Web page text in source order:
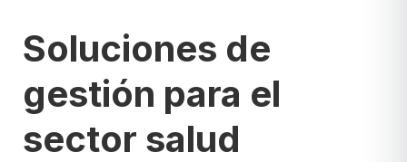
Soluciones de
gestión para el
sector salud